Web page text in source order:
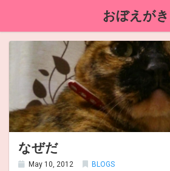
おぼえがき
なぜだ
May 10, 2012 BLOGS